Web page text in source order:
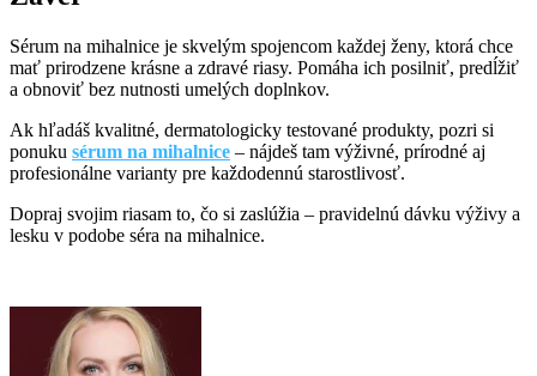
Sérum na mihalnice je skvelým spojencom každej ženy, ktorá chce
mať prirodzene krásne a zdravé riasy. Pomáha ich posilniť, predĺžiť
a obnoviť bez nutnosti umelých doplnkov.
Ak hľadáš kvalitné, dermatologicky testované produkty, pozri si
ponuku sérum na mihalnice – nájdeš tam výživné, prírodné aj
profesionálne varianty pre každodennú starostlivosť.
Dopraj svojim riasam to, čo si zaslúžia – pravidelnú dávku výživy a
lesku v podobe séra na mihalnice.